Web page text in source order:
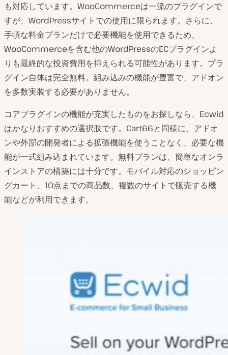
も対応しています。WooCommerceは一流のプラグインで
すが、WordPressサイトでの使用に限られます。さらに、
手頃な料金プランだけで必要機能を使用できるため、
WooCommerceを含む他のWordPressのECプラグインよ
りも最終的な投資費用を抑えられる可能性があります。プラ
グイン自体は完全無料。組み込みの機能が豊富で、アドオン
を多数実装する必要がありません。
コアプラグインの機能が充実したものをお探しなら、Ecwid
はかなりおすすめの選択肢です。Cart66と同様に、アドオ
ンや外部の開発者による拡張機能を使うことなく、必要な機
能が一式組み込まれています。無料プランは、簡単なオンラ
インストアの構築には十分です。モバイル対応のショッピン
グカート、10点までの商品数、複数のサイトで販売する機
能などが利用できます。